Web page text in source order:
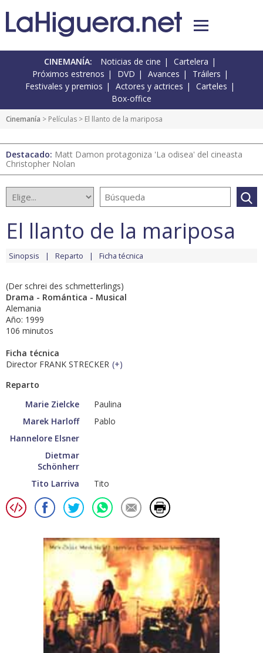
CINEMANÍA: Noticias de cine
Cartelera
Próximos estrenos
DVD Avances
Tráilers
Festivales y premios
Actores y actrices
Carteles
Box-office
Cinemanía > Películas > El llanto de la mariposa
Destacado: Matt Damon protagoniza 'La odisea' del cineasta
Christopher Nolan
El llanto de la mariposa
Sinopsis Reparto Ficha técnica
(Der schrei des schmetterlings)
Drama - Romántica - Musical
Alemania
Año: 1999
106 minutos
Ficha técnica
Director FRANK STRECKER (+)
Reparto
Marie Zielcke
Paulina
Marek Harloff
Pablo
Hannelore Elsner
Dietmar
Schönherr
Tito Larriva
Tito